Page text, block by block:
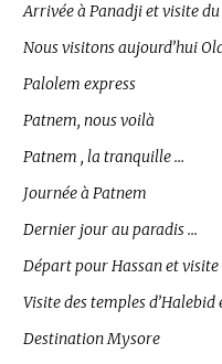
Arrivée à Panadji et visite du
Nous visitons aujourd’hui
Palolem express
Patnem, nous voilà
Patnem , la tranquille …
Journée à Patnem
Dernier jour au paradis …
Départ pour Hassan et
Visite des temples d’Halebid
Destination Mysore